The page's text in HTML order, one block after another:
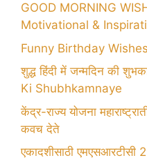
GOOD MORNING
Motivational &
Funny Birthday
शुद्ध हिंदी में जन्मदिन की
Ki Shubhkamnaye
केंद्र-राज्य योजना
कवच देते
एकादशीसाठी